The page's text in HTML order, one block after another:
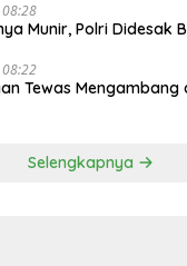
Munir, Polri Didesak
Tewas Mengambang
Selengkapnya